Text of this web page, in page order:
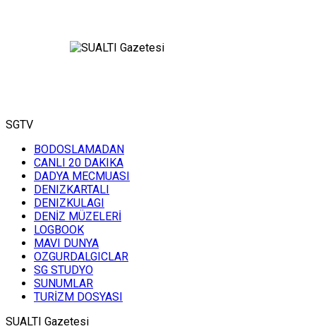
SGTV
BODOSLAMADAN
CANLI 20 DAKIKA
DADYA MECMUASI
DENIZKARTALI
DENIZKULAGI
DENİZ MÜZELERİ
LOGBOOK
MAVI DUNYA
OZGURDALGICLAR
SG STUDYO
SUNUMLAR
TURİZM DOSYASI
SUALTI Gazetesi